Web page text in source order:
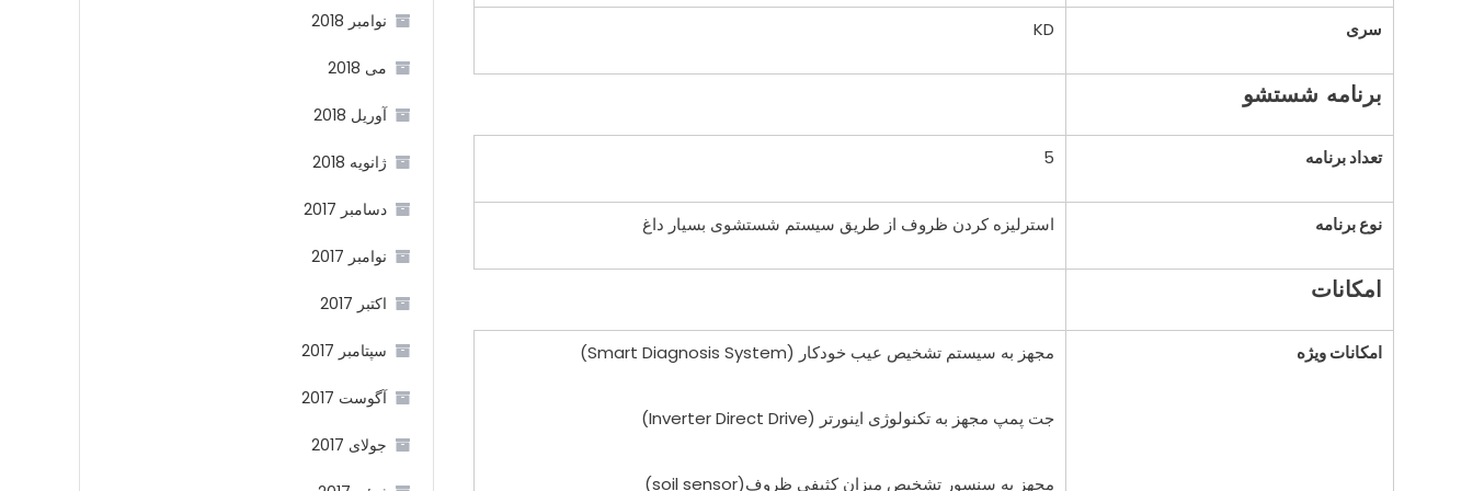
سری KD
برنامه شستشو
تعداد برنامه 5
نوع برنامه استرلیزه کردن ظروف از طریق سیستم شستشوی بسیار داغ
امکانات
امکانات ویژه مجهز به سیستم تشخیص عیب خودکار (Smart Diagnosis System)
جت پمپ مجهز به تکنولوژی اینورتر (Inverter Direct Drive)
مجهز به سنسور تشخیص میزان کثیفی ظروف(soil sensor)
نوامبر 2018
می 2018
آوریل 2018
ژانویه 2018
دسامبر 2017
نوامبر 2017
اکتبر 2017
سپتامبر 2017
آگوست 2017
جولای 2017